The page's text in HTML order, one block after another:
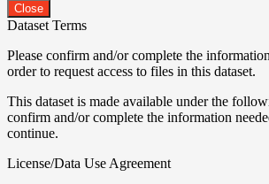
Close
Dataset Terms
Please confirm and/or complete the
order to request access to files in this dataset.
This dataset is made available under the
confirm and/or complete the information
continue.
License/Data Use Agreement